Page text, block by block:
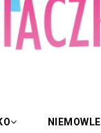
NIEMOWLE